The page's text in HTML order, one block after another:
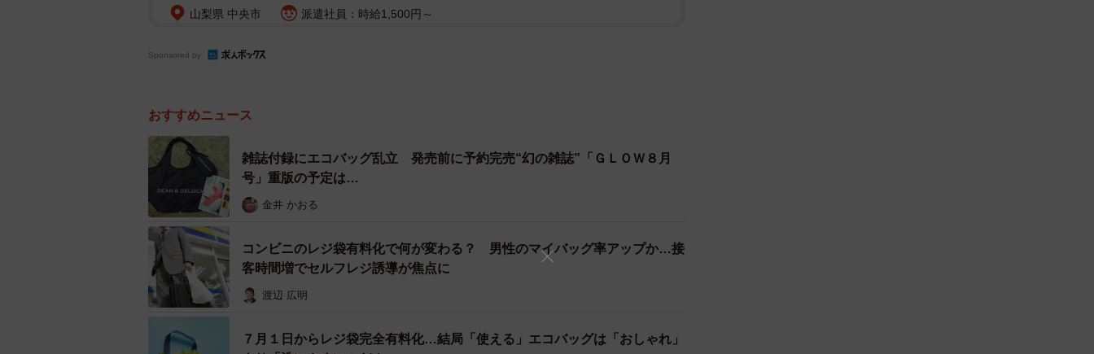
実際に特大ポケット付きTシャツを着ている写真を送ってくれた些細リョウさん（@33ry1）
「レジ袋も貰いづらいし、いつでも手ぶらでいたいのでエコバッグをポケTに縫い付けまし
た」
山梨県 中央市 派遣社員：時給1,500円～
Sponsored by
おすすめニュース
雑誌付録にエコバッグ乱立 発売前に予約完売“幻の雑誌”「ＧＬＯＷ８月
号」重版の予定は…
金井 かおる
コンビニのレジ袋有料化で何が変わる？ 男性のマイバッグ率アップか…接
客時間増でセルフレジ誘導が焦点に
渡辺 広明
７月１日からレジ袋完全有料化…結局「使える」エコバッグは「おしゃれ」